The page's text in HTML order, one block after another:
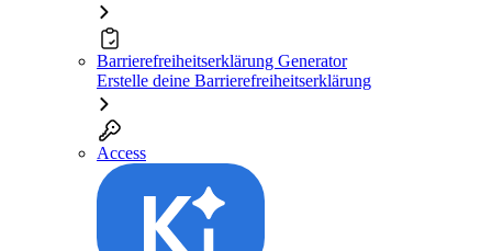
Barrierefreiheitserklärung Generator
Erstelle deine Barrierefreiheitserklärung
Access